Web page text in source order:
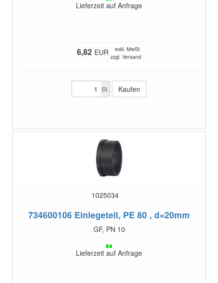
Lieferzeit auf Anfrage
6,82 EUR
exkl. MwSt.
zzgl. Versand
St.
1025034
734600106 Einlegeteil, PE 80 , d=20mm
GF, PN 10
Lieferzeit auf Anfrage